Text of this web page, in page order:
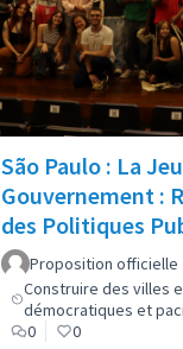
São Paulo : La
Gouvernement :
des Politiques
Proposition officielle
Construire des villes
démocratiques et
0
0